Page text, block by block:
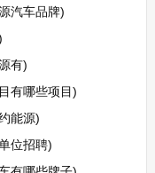
汽车品牌)
有)
有哪些项目)
能源)
位招聘)